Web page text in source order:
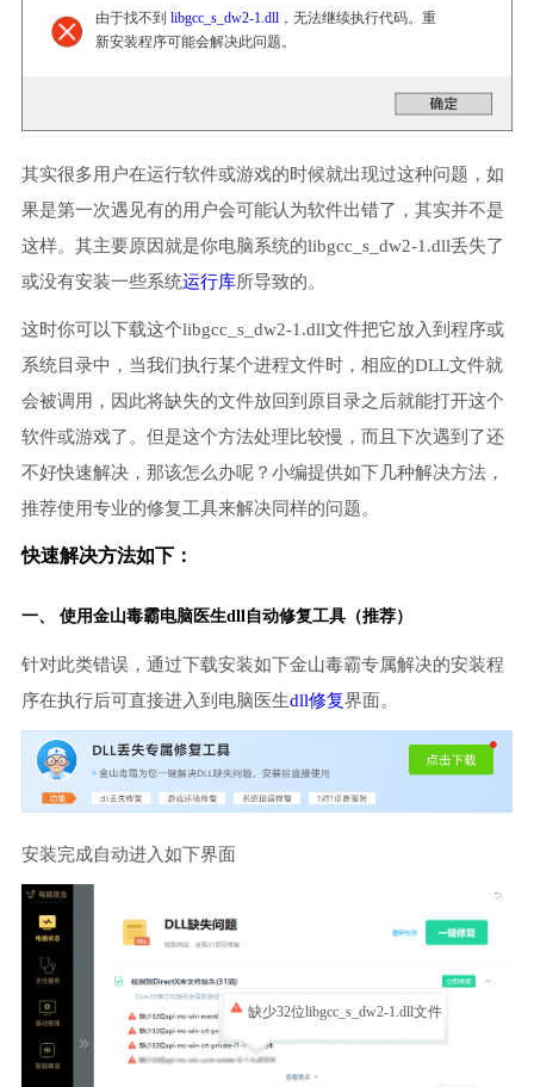
由于找不到 libgcc_s_dw2-1.dll，无法继续执行代码。重
新安装程序可能会解决此问题。
其实很多用户在运行软件或游戏的时候就出现过这种问题，如
果是第一次遇见有的用户会可能认为软件出错了，其实并不是
这样。其主要原因就是你电脑系统的libgcc_s_dw2-1.dll丢失了
或没有安装一些系统运行库所导致的。
这时你可以下载这个libgcc_s_dw2-1.dll文件把它放入到程序或
系统目录中，当我们执行某个进程文件时，相应的DLL文件就
会被调用，因此将缺失的文件放回到原目录之后就能打开这个
软件或游戏了。但是这个方法处理比较慢，而且下次遇到了还
不好快速解决，那该怎么办呢？小编提供如下几种解决方法，
推荐使用专业的修复工具来解决同样的问题。
快速解决方法如下：
一、 使用金山毒霸电脑医生dll自动修复工具（推荐）
针对此类错误，通过下载安装如下金山毒霸专属解决的安装程
序在执行后可直接进入到电脑医生dll修复界面。
安装完成自动进入如下界面
缺少32位libgcc_s_dw2-1.dll文件